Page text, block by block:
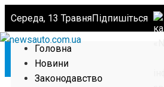
Середа, 13 ТравняПідпишіться
Головна
Новини
Законодавство